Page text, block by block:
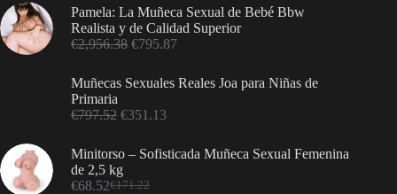
Pamela: La Muñeca Sexual de Bebé Bbw
Realista y de Calidad Superior
€2,956.38 €795.87
Muñecas Sexuales Reales Joa para Niñas de
Primaria
€797.52 €351.13
Minitorso – Sofisticada Muñeca Sexual Femenina
de 2,5 kg
€171.22
€68.52